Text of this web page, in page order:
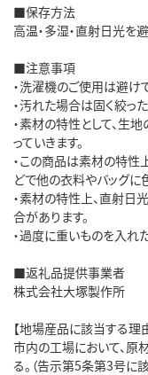
■保存方法
高温・多湿・直射日光を
■注意事項
・洗濯機のご使用は避け
・汚れた場合は固く絞っ
・素材の特性として、生
っていきます。
・この商品は素材の特性
どで他の衣料やバッグに
・素材の特性上、直射日
合があります。
・過度に重いものを入れ
■返礼品提供事業者
株式会社大塚製作所
【地場産品に該当する理
市内の工場において、原
る。（告示第5条第3号に該